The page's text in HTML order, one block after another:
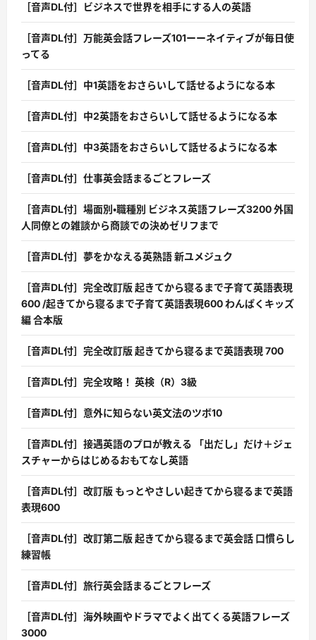
［音声DL付］ビジネスで世界を相手にする人の英語
［音声DL付］万能英会話フレーズ101ーーネイティブが毎日使
ってる
［音声DL付］中1英語をおさらいして話せるようになる本
［音声DL付］中2英語をおさらいして話せるようになる本
［音声DL付］中3英語をおさらいして話せるようになる本
［音声DL付］仕事英会話まるごとフレーズ
［音声DL付］場面別・職種別 ビジネス英語フレーズ3200 外国
人同僚との雑談から商談での決めゼリフまで
［音声DL付］夢をかなえる英熟語 新ユメジュク
［音声DL付］完全改訂版 起きてから寝るまで子育て英語表現
600 /起きてから寝るまで子育て英語表現600 わんぱくキッズ
編 合本版
［音声DL付］完全改訂版 起きてから寝るまで英語表現 700
［音声DL付］完全攻略！ 英検（R）3級
［音声DL付］意外に知らない英文法のツボ10
［音声DL付］接遇英語のプロが教える 「出だし」だけ＋ジェ
スチャーからはじめるおもてなし英語
［音声DL付］改訂版 もっとやさしい起きてから寝るまで英語
表現600
［音声DL付］改訂第二版 起きてから寝るまで英会話 口慣らし
練習帳
［音声DL付］旅行英会話まるごとフレーズ
［音声DL付］海外映画やドラマでよく出てくる英語フレーズ
3000